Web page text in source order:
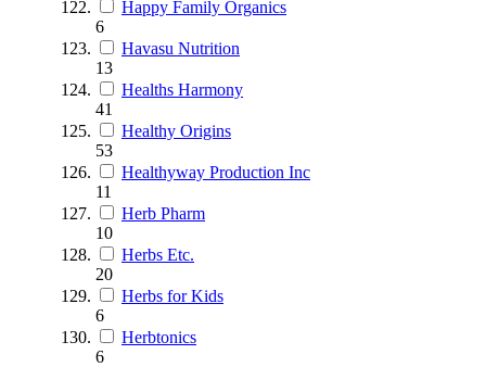
Happy Family Organics
6
Havasu Nutrition
13
Healths Harmony
41
Healthy Origins
53
Healthyway Production Inc
11
Herb Pharm
10
Herbs Etc.
20
Herbs for Kids
6
Herbtonics
6